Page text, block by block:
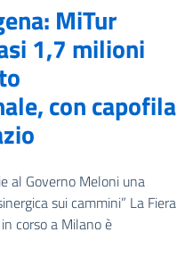
MiTur
1,7 milioni
con capofila
al Governo Meloni una
sui cammini” La Fiera
in corso a Milano è